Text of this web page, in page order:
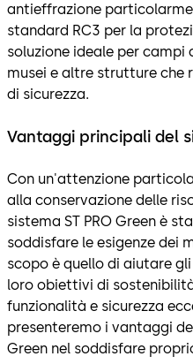
antieffrazione
standard RC3 per la
soluzione ideale per campi
musei e altre strutture che
di sicurezza.
Vantaggi principali del
Con un'attenzione
alla conservazione delle
sistema ST PRO Green è
soddisfare le esigenze dei
scopo è quello di aiutare
loro obiettivi di
funzionalità e sicurezza
presenteremo i vantaggi
Green nel soddisfare